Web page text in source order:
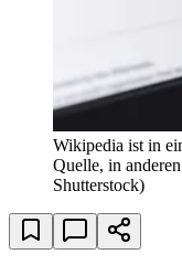
Wikipedia ist in
Quelle, in
Shutterstock)